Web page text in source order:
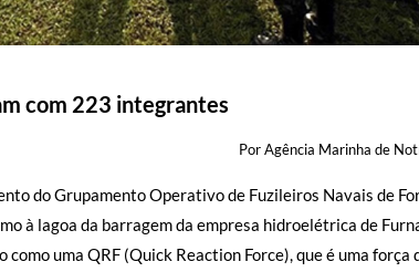
com 223 integrantes
Por Agência Marinha de
do Grupamento Operativo de Fuzileiros Navais de
à lagoa da barragem da empresa hidroelétrica de
uma QRF (Quick Reaction Force), que é uma força